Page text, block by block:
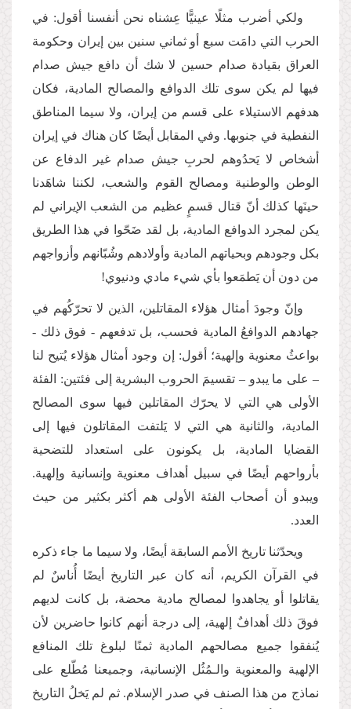
ولكي أضرب مثلًا عينيًّا عِشناه نحن أنفسنا أقول: في
الحرب التي دامَت سبع أو ثماني سنين بين إيران وحكومة
العراق بقيادة صدام حسين لا شك أن دافع جيش صدام
فيها لم يكن سوى تلك الدوافع والمصالح المادية، فكان
هدفهم الاستيلاء على قسم من إيران، ولا سيما المناطق
النفطية في جنوبها. وفي المقابل أيضًا كان هناك في إيران
أشخاص لا يَحدُوهم لحربِ جيش صدام غير الدفاع عن
الوطن والوطنية ومصالح القوم والشعب، لكننا شاهَدنا
حينَها كذلك أنّ قتال قسمٍ عظيم من الشعب الإيراني لم
يكن لمجرد الدوافع المادية، بل لقد ضَحّوا في هذا الطريق
بكل وجودهم وبحياتهم المادية وأولادهم وشُبّانهم وأزواجهم
من دون أن يَطمَعوا بأي شيء مادي ودنيوي!
وإنّ وجودَ أمثال هؤلاء المقاتلين، الذين لا تحرّكُهم في
جهادهم الدوافعُ المادية فحسب، بل تدفعهم - فوق ذلك -
بواعثُ معنوية وإلهية؛ أقول: إن وجود أمثال هؤلاء يُتيح لنا
– على ما يبدو – تقسيمَ الحروب البشرية إلى فئتين: الفئة
الأولى هي التي لا يحرّك المقاتلين فيها سوى المصالح
المادية، والثانية هي التي لا يَلتفت المقاتلون فيها إلى
القضايا المادية، بل يكونون على استعداد للتضحية
بأرواحهم أيضًا في سبيل أهداف معنوية وإنسانية وإلهية.
ويبدو أن أصحاب الفئة الأولى هم أكثر بكثير من حيث
العدد.
ويحدّثنا تاريخ الأمم السابقة أيضًا، ولا سيما ما جاء ذكره
في القرآن الكريم، أنه كان عبر التاريخ أيضًا أُناسٌ لم
يقاتلوا أو يجاهدوا لمصالح مادية محضة، بل كانت لديهم
فوقَ ذلك أهدافٌ إلهية، إلى درجة أنهم كانوا حاضرين لأن
يُنفقوا جميع مصالحهم المادية ثمنًا لبلوغ تلك المنافع
الإلهية والمعنوية والـمُثُل الإنسانية، وجميعنا مُطّلع على
نماذج من هذا الصنف في صدر الإسلام. ثم لم يَخلُ التاريخ